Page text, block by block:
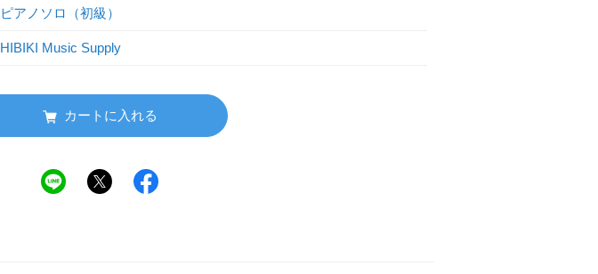
ピアノソロ（初級）
HIBIKI Music Supply
カートに入れる